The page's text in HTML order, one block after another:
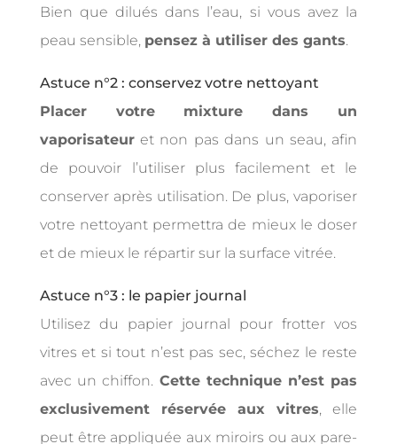
Bien que dilués dans l’eau, si vous avez la
peau sensible, pensez à utiliser des gants.
Astuce n°2 : conservez votre nettoyant
Placer votre mixture dans un
vaporisateuret non pas dans un seau, afin
de pouvoir l’utiliser plus facilement et le
conserver après utilisation. De plus, vaporiser
votre nettoyant permettra de mieux le doser
et de mieux le répartir sur la surface vitrée.
Astuce n°3 : le papier journal
Utilisez du papier journal pour frotter vos
vitres et si tout n’est pas sec, séchez le reste
avec un chiffon. Cette technique n’est pas
exclusivement réservée aux vitres, elle
peut être appliquée aux miroirs ou aux pare-